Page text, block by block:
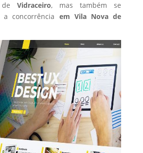
de Vidraceiro, mas também se
concorrência em Vila Nova de